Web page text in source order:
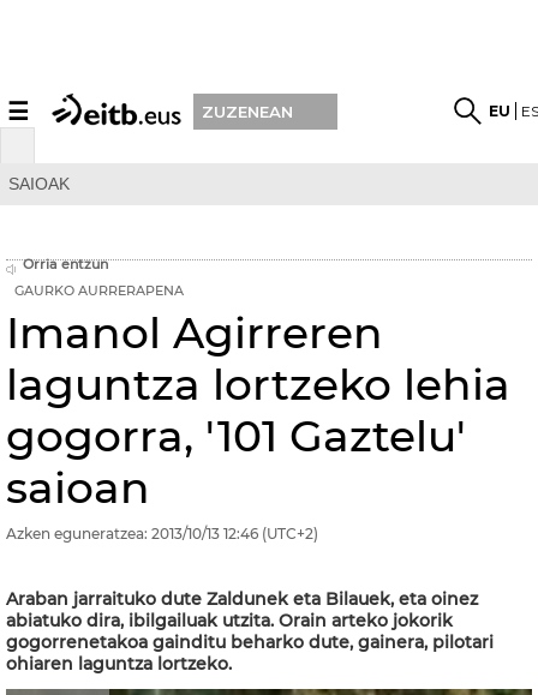
☰ ZUZENEAN EU
SAIOAK
Orria entzun
GAURKO AURRERAPENA
Imanol Agirreren
laguntza lortzeko lehia
gogorra, '101 Gaztelu'
saioan
Azken eguneratzea: 2013/10/13 12:46 (UTC+2)
Araban jarraituko dute Zaldunek eta Bilauek, eta oinez
abiatuko dira, ibilgailuak utzita. Orain arteko jokorik
gogorrenetakoa gainditu beharko dute, gainera, pilotari
ohiaren laguntza lortzeko.